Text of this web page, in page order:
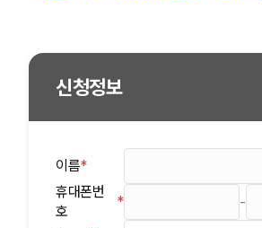
신청정보
이름*
(필수)
휴대폰번
호
*
(필수) -